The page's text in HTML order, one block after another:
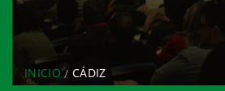
INICIO CÁDIZ